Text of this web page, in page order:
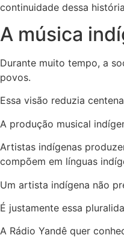
continuidade dessa
A música
Durante muito tempo, a
povos.
Essa visão reduzia
A produção musical
Artistas indígenas
compõem em línguas
Um artista indígena não
É justamente essa
A Rádio Yandê quer